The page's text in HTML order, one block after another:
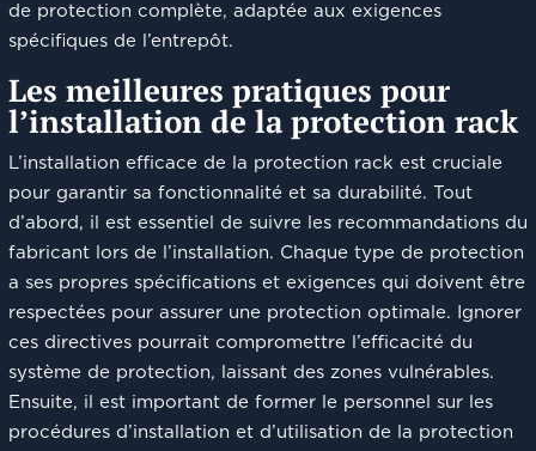
de protection complète, adaptée aux exigences
spécifiques de l’entrepôt.
Les meilleures pratiques pour
l’installation de la protection rack
L’installation efficace de la protection rack est cruciale
pour garantir sa fonctionnalité et sa durabilité. Tout
d’abord, il est essentiel de suivre les recommandations du
fabricant lors de l’installation. Chaque type de protection
a ses propres spécifications et exigences qui doivent être
respectées pour assurer une protection optimale. Ignorer
ces directives pourrait compromettre l’efficacité du
système de protection, laissant des zones vulnérables.
Ensuite, il est important de former le personnel sur les
procédures d’installation et d’utilisation de la protection